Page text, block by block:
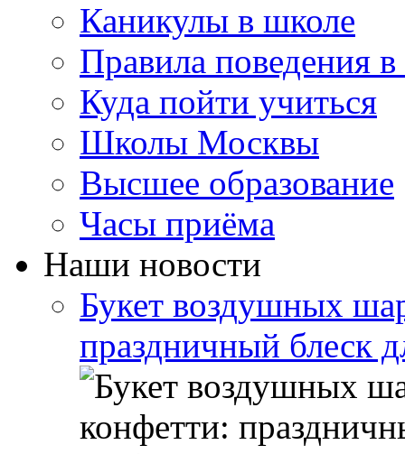
Каникулы в школе
Правила поведения
Куда пойти учиться
Школы Москвы
Высшее образование
Часы приёма
Наши новости
Букет воздушных
праздничный блеск